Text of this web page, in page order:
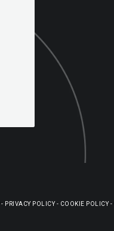
- PRIVACY POLICY- COOKIE POLICY-